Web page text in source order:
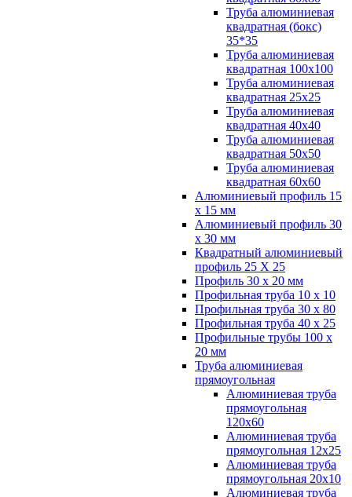
Труба алюминиевая
квадратная (бокс)
35*35
Труба алюминиевая
квадратная 100х100
Труба алюминиевая
квадратная 25х25
Труба алюминиевая
квадратная 40х40
Труба алюминиевая
квадратная 50х50
Труба алюминиевая
квадратная 60х60
Алюминиевый профиль 15
х 15 мм
Алюминиевый профиль 30
х 30 мм
Квадратный алюминиевый
профиль 25 Х 25
Профиль 30 х 20 мм
Профильная труба 10 х 10
Профильная труба 30 х 80
Профильная труба 40 х 25
Профильные трубы 100 х
20 мм
Труба алюминиевая
прямоугольная
Алюминиевая труба
прямоугольная
120х60
Алюминиевая труба
прямоугольная 12х25
Алюминиевая труба
прямоугольная 20х10
Алюминиевая труба